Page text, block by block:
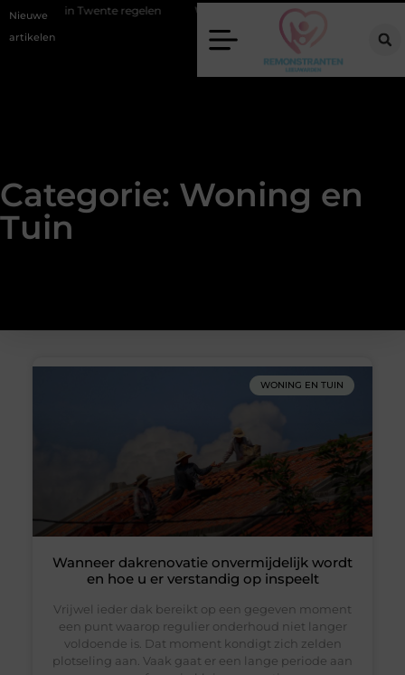
Nieuwe
artikelen
Twente regelen Wat zero-click search betekent voor de toekomst
Categorie: Woning en
Tuin
WONING EN TUIN
Wanneer dakrenovatie onvermijdelijk wordt
en hoe u er verstandig op inspeelt
Vrijwel ieder dak bereikt op een gegeven moment
een punt waarop regulier onderhoud niet langer
voldoende is. Dat moment kondigt zich zelden
plotseling aan. Vaak gaat er een lange periode aan